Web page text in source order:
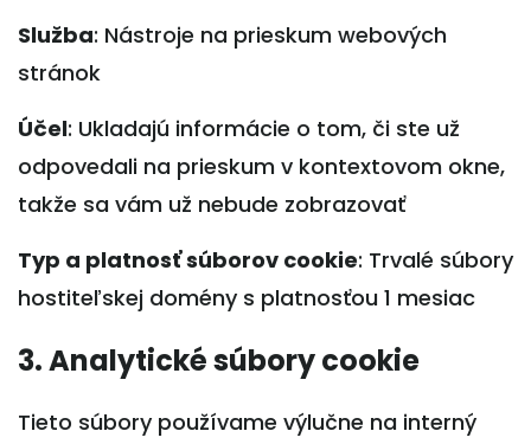
Služba: Nástroje na prieskum webových
stránok
Účel: Ukladajú informácie o tom, či ste už
odpovedali na prieskum v kontextovom okne,
takže sa vám už nebude zobrazovať
Typ a platnosť súborov cookie: Trvalé súbory
hostiteľskej domény s platnosťou 1 mesiac
3. Analytické súbory cookie
Tieto súbory používame výlučne na interný